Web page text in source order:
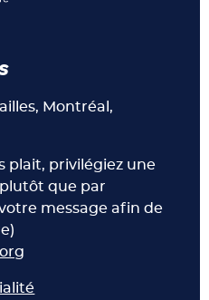
Montréal,
plait, privilégiez une
plutôt que par
message afin de